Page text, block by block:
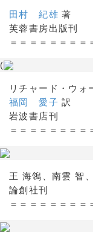
田村 紀雄 著
芙蓉書房出版刊
＝＝＝＝＝＝＝＝
(
リチャード・ウォ
福岡 愛子 訳
岩波書店刊
＝＝＝＝＝＝＝＝
王 海鴒、南雲 智
論創社刊
＝＝＝＝＝＝＝＝